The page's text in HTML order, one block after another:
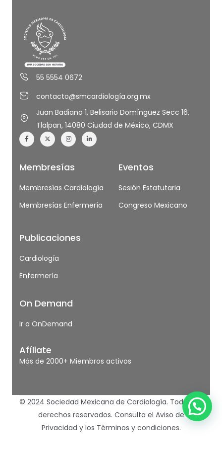
55 5554 0672
contacto@smcardiología.org.mx
Juan Badiano 1, Belisario Domínguez Secc 16,
Tlalpan, 14080 Ciudad de México, CDMX
Membresías
Membresías Cardiología
Membresías Enfermería
Publicaciones
Cardiología
Enfermería
Eventos
Sesión Estatutaria
Congreso Mexicano
On Demand
Ir a OnDemand
Afíliate
Más de 2000+ Miembros activos
© 2024 Sociedad Mexicana de Cardiología. Todos los
derechos reservados. Consulta el Aviso de
Privacidad y los Términos y condiciones.